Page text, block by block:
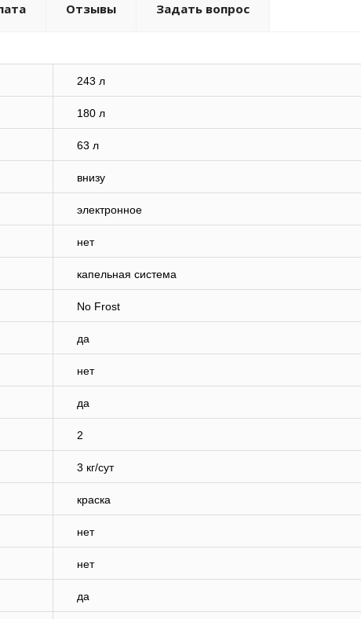
Отзывы Задать вопрос
243 л
180 л
63 л
внизу
электронное
нет
капельная система
No Frost
да
нет
да
2
3 кг/сут
краска
нет
нет
да